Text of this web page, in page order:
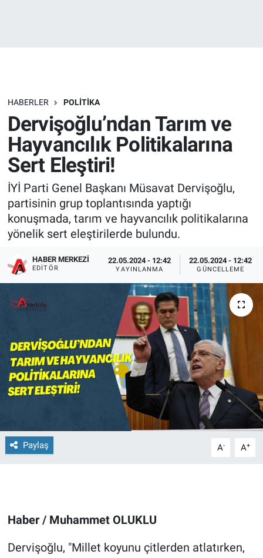
HABERLER POLITIKA
Dervişoğlu’ndan Tarım ve
Hayvancılık Politikalarına
Sert Eleştiri!
İYİ Parti Genel Başkanı Müsavat Dervişoğlu,
partisinin grup toplantısında yaptığı
konuşmada, tarım ve hayvancılık politikalarına
yönelik sert eleştirilerde bulundu.
HABER MERKEZI
EDITÖR
22.05.2024 - 12:42
YAYINLANMA
22.05.2024 - 12:42
GÜNCELLEME
Paylaş A- A+
Haber / Muhammet OLUKLU
Dervişoğlu, "Millet koyunu çitlerden atlatırken,